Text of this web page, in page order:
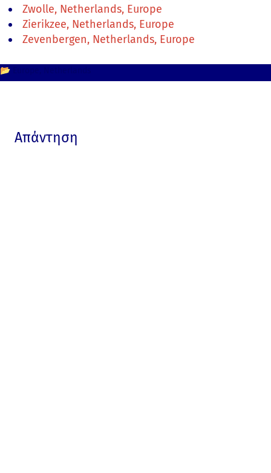
Zwolle, Netherlands, Europe
Zierikzee, Netherlands, Europe
Zevenbergen, Netherlands, Europe
📂
Απάντηση